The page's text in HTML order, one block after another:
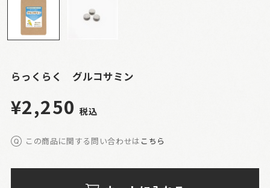
らっくらく グルコサミン
¥2,250 税込
この商品に関する問い合わせは こちら